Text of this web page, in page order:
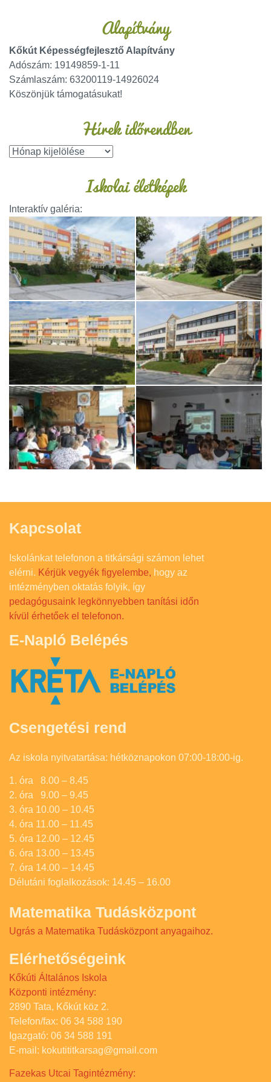
Alapítvány
Kőkút Képességfejlesztő Alapítvány
Adószám: 19149859-1-11
Számlaszám: 63200119-14926024
Köszönjük támogatásukat!
Hírek időrendben
Iskolai életképek
Interaktív galéria:
Kapcsolat
Iskolánkat telefonon a titkársági számon lehet
elérni. Kérjük vegyék figyelembe, hogy az
intézményben oktatás folyik, így
pedagógusaink legkönnyebben tanítási időn
kívül érhetőek el telefonon.
E-Napló Belépés
Csengetési rend
Az iskola nyitvatartása: hétköznapokon 07:00-18:00-ig.
1. óra 8.00 – 8.45
2. óra 9.00 – 9.45
3. óra 10.00 – 10.45
4. óra 11.00 – 11.45
5. óra 12.00 – 12.45
6. óra 13.00 – 13.45
7. óra 14.00 – 14.45
Délutáni foglalkozások: 14.45 – 16.00
Matematika Tudásközpont
Ugrás a Matematika Tudásközpont anyagaihoz.
Elérhetőségeink
Kőkúti Általános Iskola
Központi intézmény:
2890 Tata, Kőkút köz 2.
Telefon/fax: 06 34 588 190
Igazgató: 06 34 588 191
E-mail: kokutititkarsag@gmail.com
Fazekas Utcai Tagintézmény: